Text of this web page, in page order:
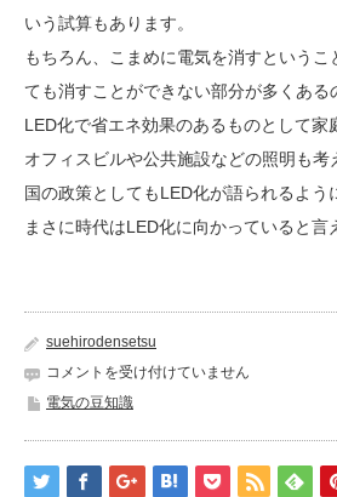
いう試算もあります。
もちろん、こまめに電気を消すというこ
ても消すことができない部分が多くある
LED化で省エネ効果のあるものとして家
オフィスビルや公共施設などの照明も考
国の政策としてもLED化が語られるよう
まさに時代はLED化に向かっていると言
suehirodensetsu
LED
化
コメントを受け付けていません
電気の豆知識